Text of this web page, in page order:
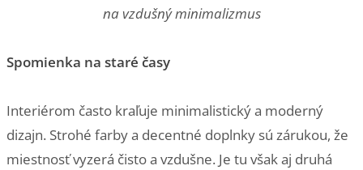
na vzdušný minimalizmus
Spomienka na staré časy
Interiérom často kraľuje minimalistický a moderný
dizajn. Strohé farby a decentné doplnky sú zárukou, že
miestnosť vyzerá čisto a vzdušne. Je tu však aj druhá